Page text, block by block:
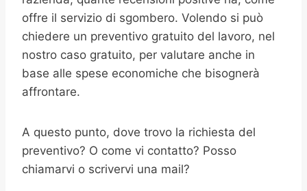
offre il servizio di sgombero. Volendo si può
chiedere un preventivo gratuito del lavoro, nel
nostro caso gratuito, per valutare anche in
base alle spese economiche che bisognerà
affrontare.
A questo punto, dove trovo la richiesta del
preventivo? O come vi contatto? Posso
chiamarvi o scrivervi una mail?